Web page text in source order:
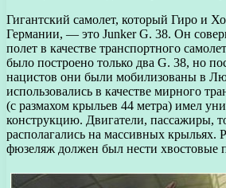
Гигантский самолет, который Гиро и
Германии, — это Junker G. 38. Он
полет в качестве транспортного
было построено только два G. 38, но
нацистов они были мобилизованы в
использовались в качестве мирного
(с размахом крыльев 44 метра) имел
конструкцию. Двигатели, пассажиры,
располагались на массивных крыльях.
фюзеляж должен был нести хвостовые